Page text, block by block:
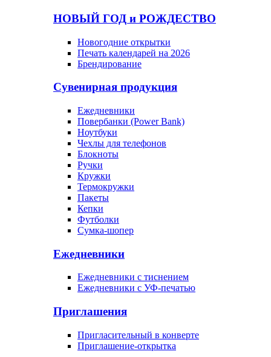
НОВЫЙ ГОД и РОЖДЕСТВО
Новогодние открытки
Печать календарей на 2026
Брендирование
Сувенирная продукция
Ежедневники
Повербанки (Power Bank)
Ноутбуки
Чехлы для телефонов
Блокноты
Ручки
Кружки
Термокружки
Пакеты
Кепки
Футболки
Сумка-шопер
Ежедневники
Ежедневники с тиснением
Ежедневники с УФ-печатью
Приглашения
Пригласительный в конверте
Приглашение-открытка